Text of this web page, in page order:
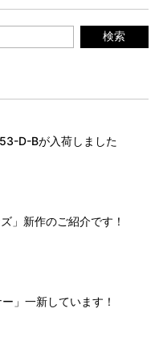
D-Bが入荷しました
」新作のご紹介です！
」一新しています！